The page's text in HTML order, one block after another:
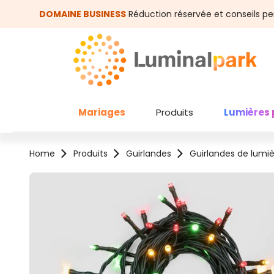
au contenu principal
Passer à la recherche
DOMAINE BUSINESS Réduction réservée et conseils
Mariages Produits Lumières
Home Produits Guirlandes Guirlandes de
Ignorer la galerie d'images